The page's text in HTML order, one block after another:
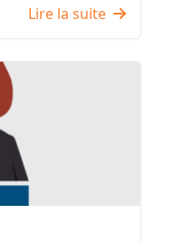
Lire la suite